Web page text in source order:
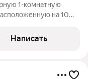
1-комнатную
на 10
в современном
Написать